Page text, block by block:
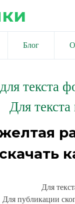
Блог
текста
Для текста
Для
Для публикации